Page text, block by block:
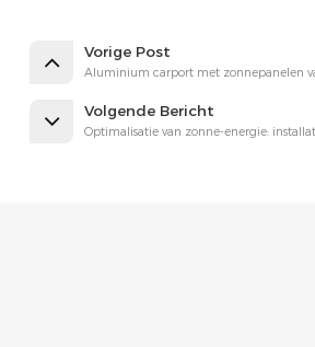
Vorige Post
Aluminium carport met zonnepanelen
Volgende Bericht
Optimalisatie van zonne-energie: